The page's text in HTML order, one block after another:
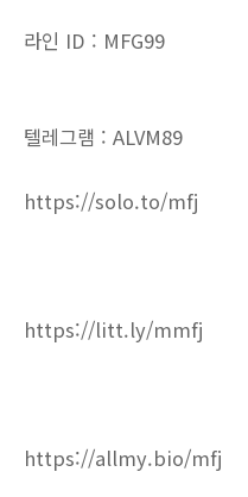
라인 ID : MFG99
텔레그램 : ALVM89
https://solo.to/mfj
https://litt.ly/mmfj
https://allmy.bio/mfj